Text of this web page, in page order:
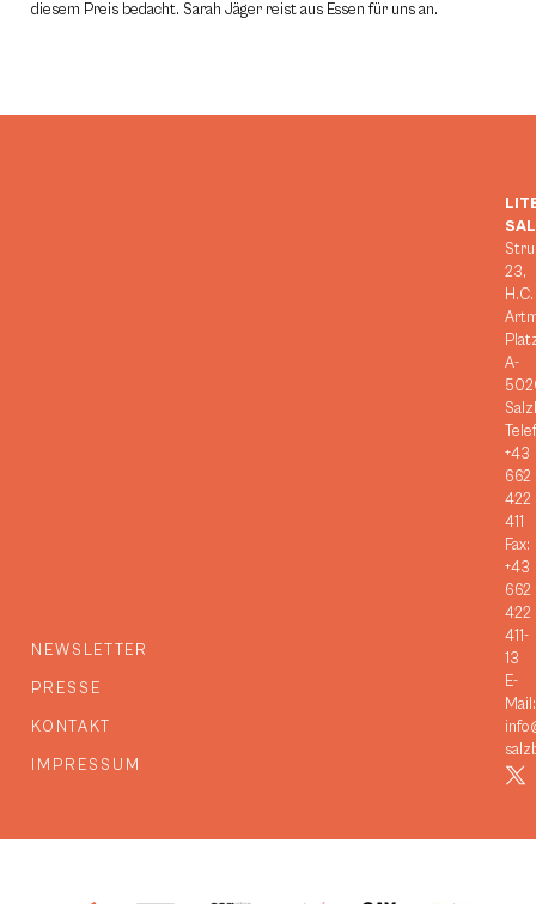
diesem Preis bedacht. Sarah Jäger reist aus Essen für uns an.
NEWSLETTER
PRESSE
KONTAKT
IMPRESSUM
23,
H.C.
A-
+43
662
422
411
Fax:
+43
662
422
411-
13
E-
Mail: